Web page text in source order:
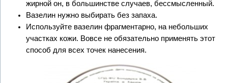
жирной он, в большинстве случаев, бессмысленный.
Вазелин нужно выбирать без запаха.
Используйте вазелин фрагментарно, на небольших
участках кожи. Вовсе не обязательно применять этот
способ для всех точек нанесения.